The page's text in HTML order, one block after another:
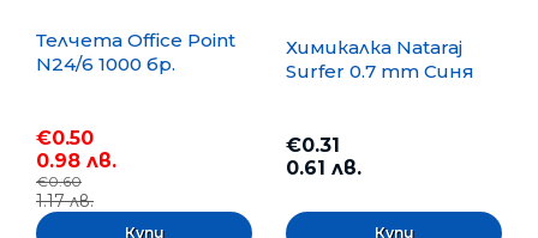
Телчета Office Point
N24/6 1000 бр.
€0.50
0.98 лв.
€0.60
1.17 лв.
Химикалка Nataraj
Surfer 0.7 mm Синя
€0.31
0.61 лв.